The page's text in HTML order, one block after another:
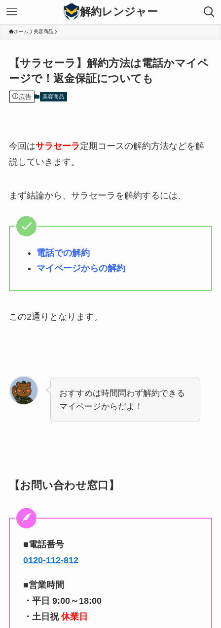
解約レンジャー
ホーム 美容商品
【サラセーラ】解約方法は電話かマイペ
ージで！返金保証についても
広告 美容商品
今回はサラセーラ定期コースの解約方法などを解
説していきます。
まず結論から、サラセーラを解約するには、
電話での解約
マイページからの解約
この2通りとなります。
おすすめは時間問わず解約できる
マイページからだよ！
【お問い合わせ窓口】
■電話番号
0120-112-812
■営業時間
・平日 9:00～18:00
・土日祝 休業日